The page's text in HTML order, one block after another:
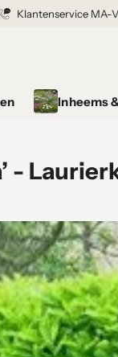
Klantenservice MA-
Inheems
-